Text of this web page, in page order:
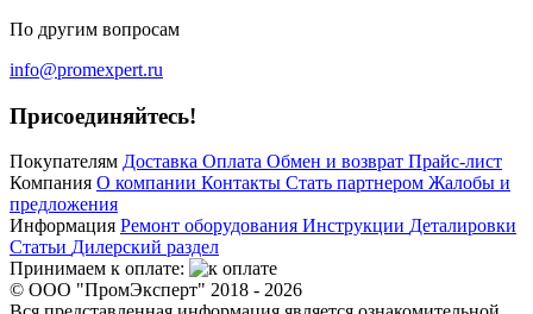
По другим вопросам
info@promexpert.ru
Присоединяйтесь!
Покупателям Доставка Оплата Обмен и возврат Прайс-лист
Компания О компании Контакты Стать партнером Жалобы и
предложения
Информация Ремонт оборудования Инструкции Деталировки
Статьи Дилерский раздел
Принимаем к оплате:
© ООО "ПромЭксперт" 2018 - 2026